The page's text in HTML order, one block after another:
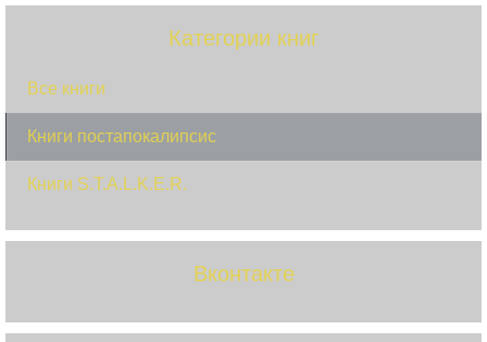
Категории книг
Все книги
Книги постапокалипсис
Книги S.T.A.L.K.E.R.
Вконтакте